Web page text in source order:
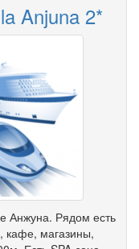
Anjuna 2*
Анжуна. Рядом есть
кафе, магазины,